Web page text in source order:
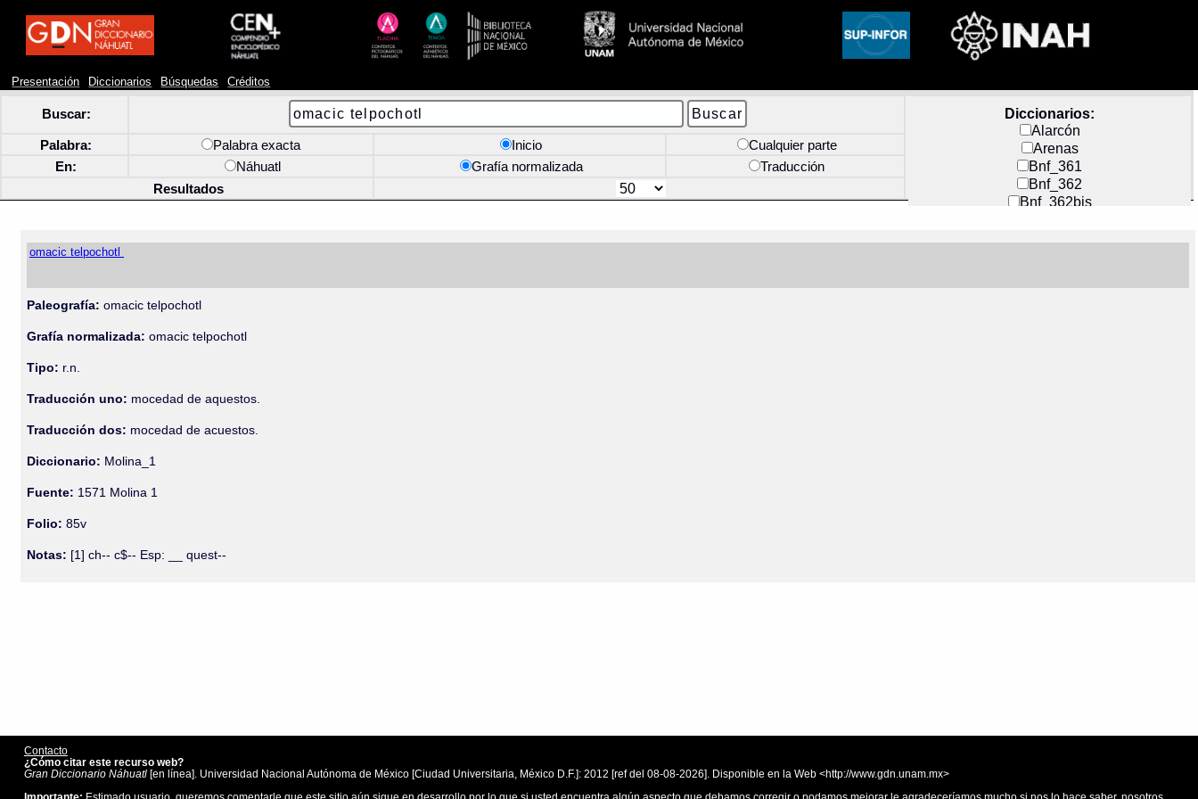
Presentación Diccionarios Búsquedas Créditos
Buscar:
Diccionarios:
Alarcón
Arenas
Bnf_361
Bnf_362
Bnf_362bis
Docs_México
Palabra: Palabra exacta Inicio
Cualquier parte
En:
Náhuatl Grafía normalizada
Traducción
Resultados
omacic telpochotl
Paleografía: omacic telpochotl
Grafía normalizada: omacic telpochotl
Tipo: r.n.
Traducción uno: mocedad de aquestos.
Traducción dos: mocedad de acuestos.
Diccionario: Molina_1
Fuente: 1571 Molina 1
Folio: 85v
Notas: [1] ch-- c$-- Esp: __ quest--
Contacto
¿Cómo citar este recurso web?
Gran Diccionario Náhuatl[en línea]. Universidad Nacional Autónoma de México [Ciudad Universitaria, México D.F.]: 2012 [ref del 08-08-2026]. Disponible en la Web <http://www.gdn.unam.mx>